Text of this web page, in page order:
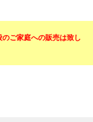
ご家庭への販売は致し